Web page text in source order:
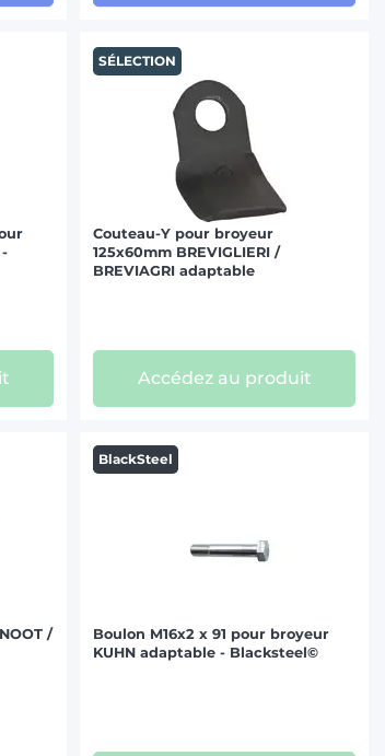
SÉLECTION
Couteau-Y pour broyeur
125x60mm BREVIGLIERI /
BREVIAGRI adaptable
Accédez au produit
/
BlackSteel
Boulon M16x2 x 91 pour broyeur
KUHN adaptable - Blacksteel©